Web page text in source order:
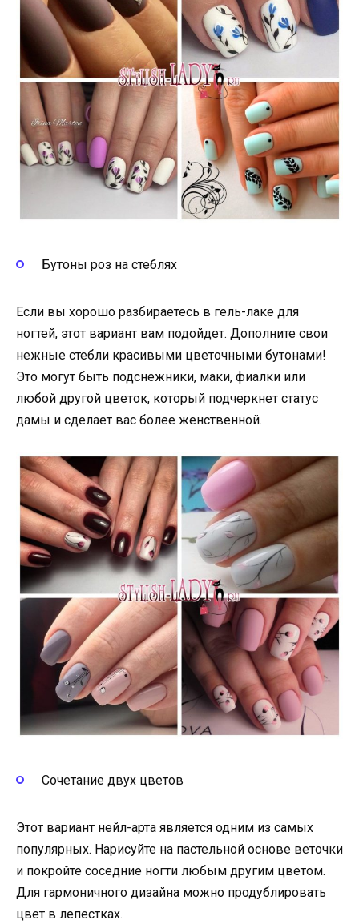
Бутоны роз на стеблях
Если вы хорошо разбираетесь в гель-лаке для
ногтей, этот вариант вам подойдет. Дополните свои
нежные стебли красивыми цветочными бутонами!
Это могут быть подснежники, маки, фиалки или
любой другой цветок, который подчеркнет статус
дамы и сделает вас более женственной.
Сочетание двух цветов
Этот вариант нейл-арта является одним из самых
популярных. Нарисуйте на пастельной основе веточки
и покройте соседние ногти любым другим цветом.
Для гармоничного дизайна можно продублировать
цвет в лепестках.